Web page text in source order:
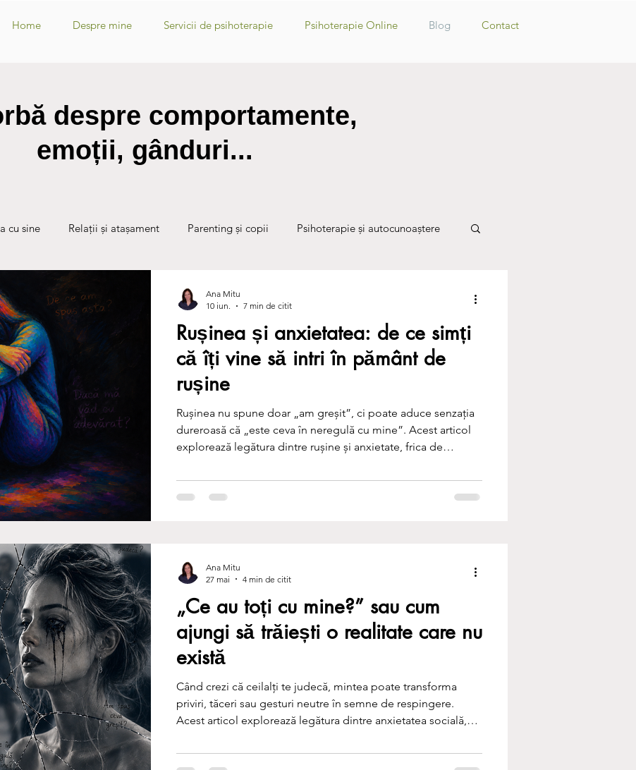
Home Despre mine Servicii de psihoterapie Psihoterapie Online Blog Contact
despre comportamente,
emoții, gânduri...
cu sine Relații și atașament Parenting și copii Psihoterapie și autocunoaștere
Rușinea și anxietatea: de ce simți
că îți vine să intri în pământ de
rușine
Rușinea nu spune doar „am greșit”, ci poate aduce senzația
dureroasă că „este ceva în neregulă cu mine”. Acest articol
explorează legătura dintre rușine și anxietate, frica de
care psihoterapia poate ajuta la înțelegerea acestor trăiri.
Ana Mitu
10 iun.
7 min de citit
„Ce au toți cu mine?” sau cum
ajungi să trăiești o realitate care nu
există
Când crezi că ceilalți te judecă, mintea poate transforma
priviri, tăceri sau gesturi neutre în semne de respingere.
Acest articol explorează legătura dintre anxietatea socială,
realitate interioară dureroasă, dar convingătoare.
Ana Mitu
27 mai
4 min de citit